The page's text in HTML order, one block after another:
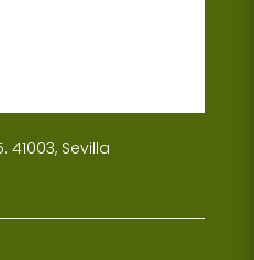
41003, Sevilla